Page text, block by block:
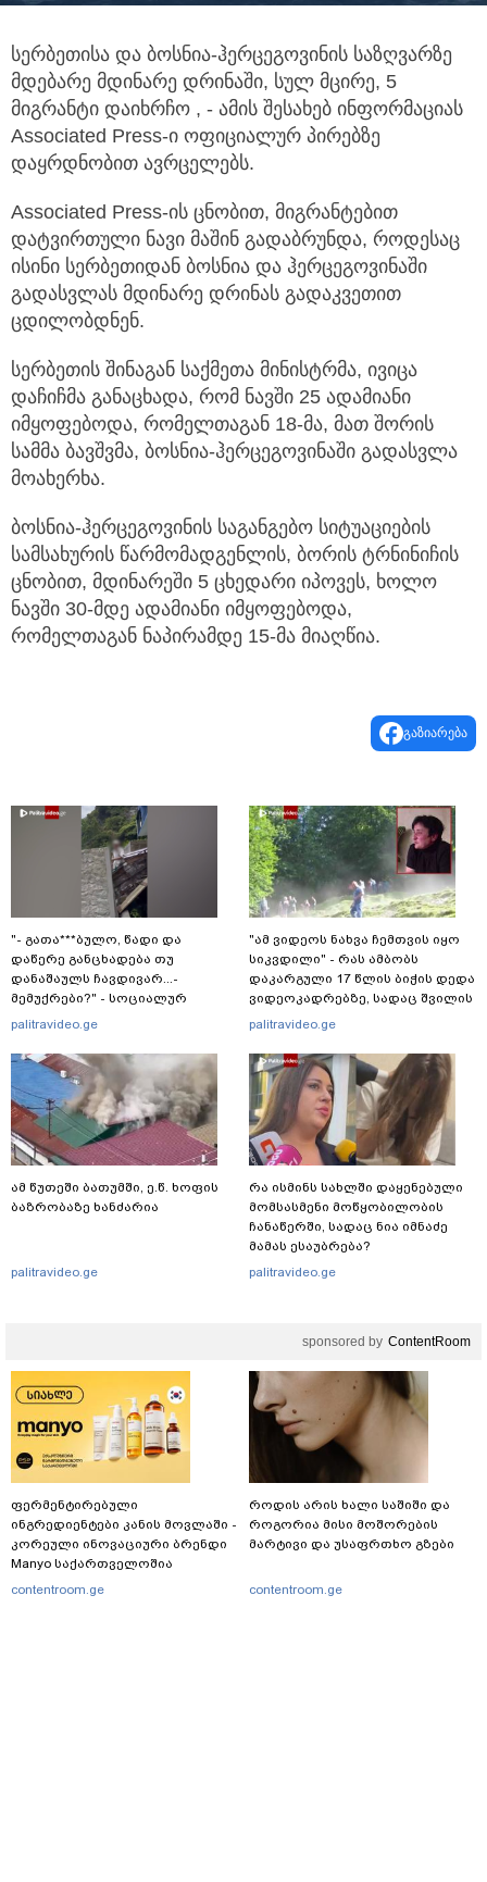
სერბეთისა და ბოსნია-ჰერცეგოვინის საზღვარზე
მდებარე მდინარე დრინაში, სულ მცირე, 5
მიგრანტი დაიხრჩო , - ამის შესახებ ინფორმაციას
Associated Press-ი ოფიციალურ პირებზე
დაყრდნობით ავრცელებს.
Associated Press-ის ცნობით, მიგრანტებით
დატვირთული ნავი მაშინ გადაბრუნდა, როდესაც
ისინი სერბეთიდან ბოსნია და ჰერცეგოვინაში
გადასვლას მდინარე დრინას გადაკვეთით
ცდილობდნენ.
სერბეთის შინაგან საქმეთა მინისტრმა, ივიცა
დაჩიჩმა განაცხადა, რომ ნავში 25 ადამიანი
იმყოფებოდა, რომელთაგან 18-მა, მათ შორის
სამმა ბავშვმა, ბოსნია-ჰერცეგოვინაში გადასვლა
მოახერხა.
ბოსნია-ჰერცეგოვინის საგანგებო სიტუაციების
სამსახურის წარმომადგენლის, ბორის ტრნინიჩის
ცნობით, მდინარეში 5 ცხედარი იპოვეს, ხოლო
ნავში 30-მდე ადამიანი იმყოფებოდა,
რომელთაგან ნაპირამდე 15-მა მიაღწია.
გაზიარება
"- გათა***ბულო, წადი და
დაწერე განცხადება თუ
დანაშაულს ჩავდივარ...-
მემუქრები?" - სოციალურ
ქსელში სკანდალური კადრები
palitravideo.ge
ამ წუთეში ბათუმში, ე.წ. ხოფის
ბაზრობაზე ხანძარია
palitravideo.ge
"ამ ვიდეოს ნახვა ჩემთვის იყო
სიკვდილი" - რას ამბობს
დაკარგული 17 წლის ბიჭის დედა
ვიდეოკადრებზე, სადაც შვილის
განწირული ვედრების ხმა
palitravideo.ge
რა ისმინს სახლში დაყენებული
მომსასმენი მოწყობილობის
ჩანაწერში, სადაც ნია იმნაძე
მამას ესაუბრება?
palitravideo.ge
sponsored by ContentRoom
ფერმენტირებული
ინგრედიენტები კანის მოვლაში -
კორეული ინოვაციური ბრენდი
Manyo საქართველოშია
contentroom.ge
როდის არის ხალი საშიში და
როგორია მისი მოშორების
მარტივი და უსაფრთხო გზები
contentroom.ge